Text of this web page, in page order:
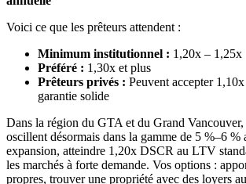
Voici ce que les prêteurs attendent :
Minimum institutionnel : 1,20x – 1,25x
Préféré : 1,30x et plus
Prêteurs privés : Peuvent accepter
garantie solide
Dans la région du GTA et du Grand Vancouver,
oscillent désormais dans la gamme de 5 %–6 %
expansion, atteindre 1,20x DSCR au LTV
les marchés à forte demande. Vos options :
propres, trouver une propriété avec des loyers